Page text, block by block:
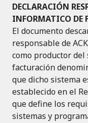
DECLARACIÓN
INFORMATICO DE
El documento
responsable de
como productor
facturación
que dicho sistema
establecido en el
que define los
sistemas y